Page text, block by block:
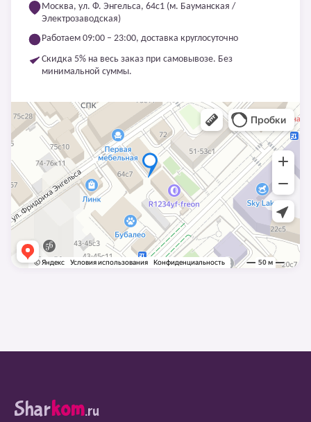
Москва, ул. Ф. Энгельса, 64с1 (м. Бауманская /
Электрозаводская)
Работаем 09:00 – 23:00, доставка круглосуточно
Скидка 5% на весь заказ при самовывозе. Без
минимальной суммы.
Sharkom.ru